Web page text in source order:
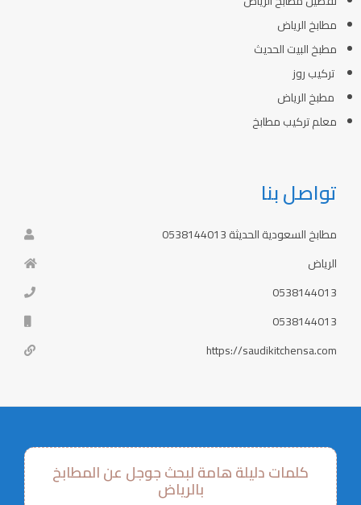
مطابخ الرياض
مطبخ البيت الحديث
تركيب روز
مطبخ الرياض
معلم تركيب مطابخ
تواصل بنا
مطابخ السعودية الحديثة 0538144013
الرياض
0538144013
0538144013
https://saudikitchensa.com
كلمات دليلة هامة لبحث جوجل عن المطابخ
بالرياض